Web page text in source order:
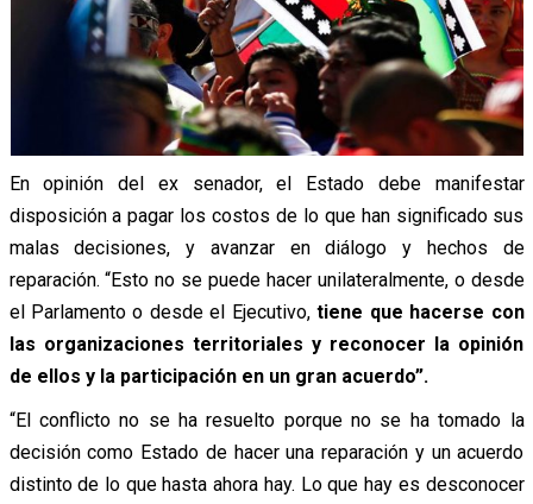
En opinión del ex senador, el Estado debe manifestar
disposición a pagar los costos de lo que han significado sus
malas decisiones, y avanzar en diálogo y hechos de
reparación. “Esto no se puede hacer unilateralmente, o desde
el Parlamento o desde el Ejecutivo,tiene que hacerse con
las organizaciones territoriales y reconocer la opinión
de ellos y la participación en un gran acuerdo”.
“El conflicto no se ha resuelto porque no se ha tomado la
decisión como Estado de hacer una reparación y un acuerdo
distinto de lo que hasta ahora hay. Lo que hay es desconocer